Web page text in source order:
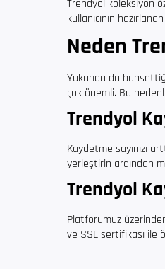
Trendyol koleksiyon
kullanıcının
Neden
Yukarıda da
çok önemli. Bu
Trendyol
Kaydetme sayınızı
yerleştirin ardından
Trendyol
Platforumuz
ve SSL sertifikası ile